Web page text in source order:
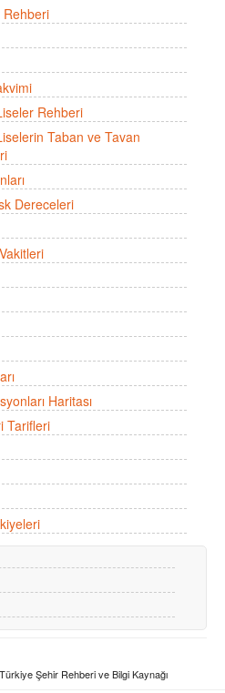
Rehberi
Rehberi
Taban ve Tavan
Dereceleri
Haritası
Tarifleri
Şehir Rehberi ve Bilgi Kaynağı